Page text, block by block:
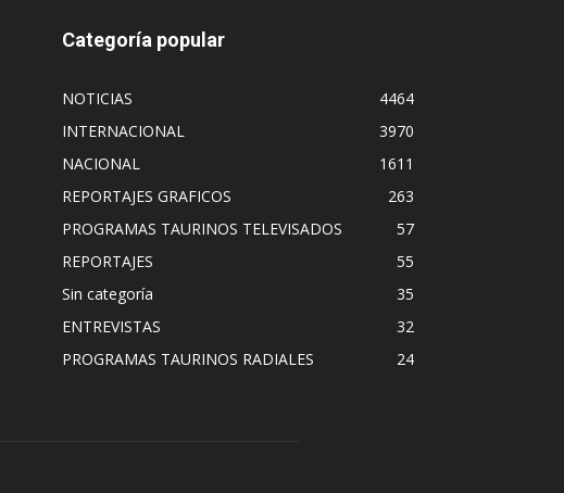
Categoría popular
NOTICIAS
4464
INTERNACIONAL
3970
NACIONAL
1611
REPORTAJES GRAFICOS
263
PROGRAMAS TAURINOS TELEVISADOS
57
REPORTAJES
55
Sin categoría
35
ENTREVISTAS
32
PROGRAMAS TAURINOS RADIALES
24